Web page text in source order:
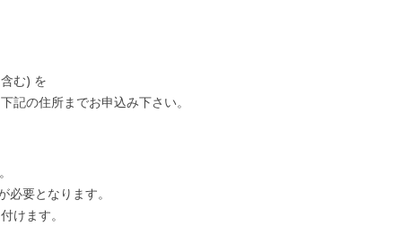
む) を
記の住所までお申込み下さい。
要となります。
けます。